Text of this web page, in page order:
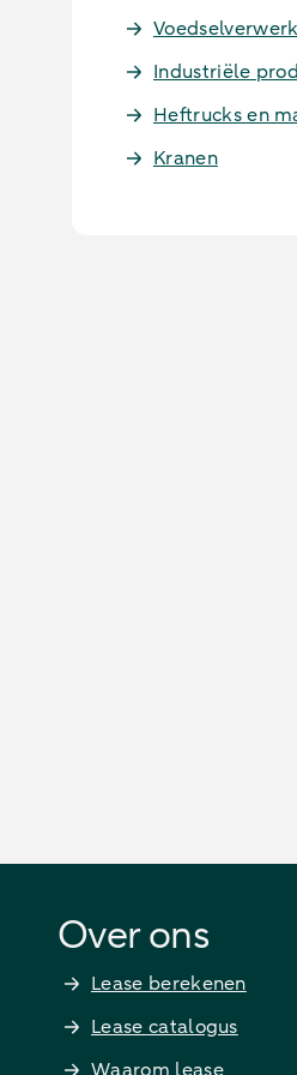
Industriële
Heftrucks en
Kranen
Over ons
Lease berekenen
Lease catalogus